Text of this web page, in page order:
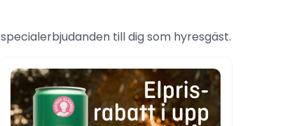
till dig som hyresgäst.